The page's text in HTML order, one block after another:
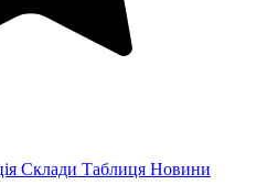
Склади Таблиця Новини